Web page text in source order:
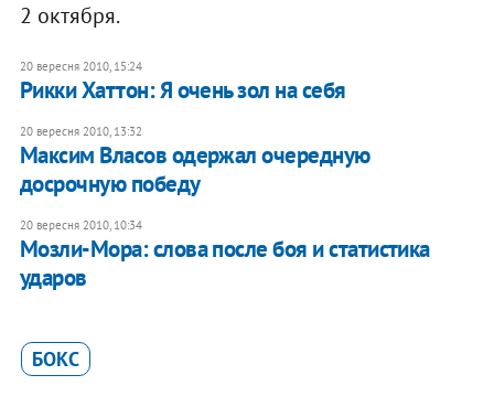
2 октября.​
20 вересня 2010, 15:24
Рикки Хаттон: Я очень зол на себя
20 вересня 2010, 13:32
Максим Власов одержал очередную
досрочную победу
20 вересня 2010, 10:34
Мозли-Мора: слова после боя и статистика
ударов
БОКС